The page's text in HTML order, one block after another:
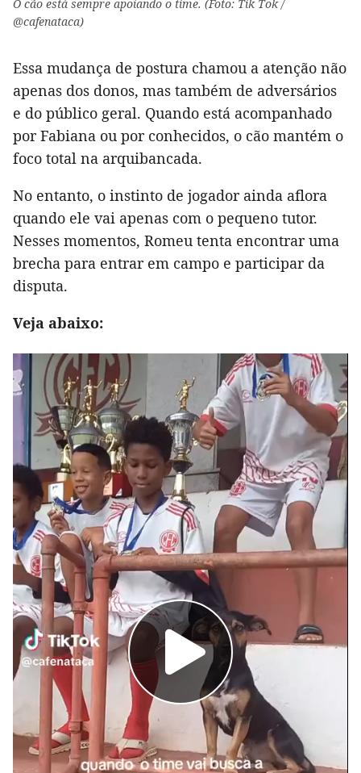
O cão está sempre apoiando o time. (Foto: Tik Tok /
@cafenataca)
Essa mudança de postura chamou a atenção não
apenas dos donos, mas também de adversários
e do público geral. Quando está acompanhado
por Fabiana ou por conhecidos, o cão mantém o
foco total na arquibancada.
No entanto, o instinto de jogador ainda aflora
quando ele vai apenas com o pequeno tutor.
Nesses momentos, Romeu tenta encontrar uma
brecha para entrar em campo e participar da
disputa.
Veja abaixo: